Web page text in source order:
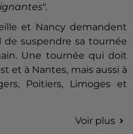
".
et Nancy demandent
suspendre sa tournée
Une tournée qui doit
et à Nantes, mais aussi à
Poitiers, Limoges et
Voir plus